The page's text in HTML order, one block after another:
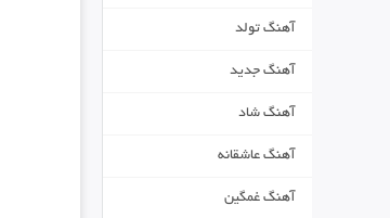
آهنگ تولد
آهنگ جدید
آهنگ شاد
آهنگ عاشقانه
آهنگ غمگین